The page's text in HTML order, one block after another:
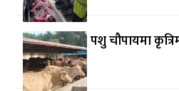
पशु चौपायमा